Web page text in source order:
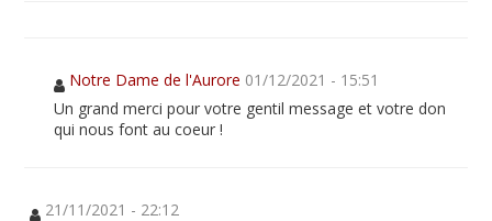
Notre Dame de l'Aurore 01/12/2021 - 15:51
Un grand merci pour votre gentil message et votre don
qui nous font au coeur !
21/11/2021 - 22:12